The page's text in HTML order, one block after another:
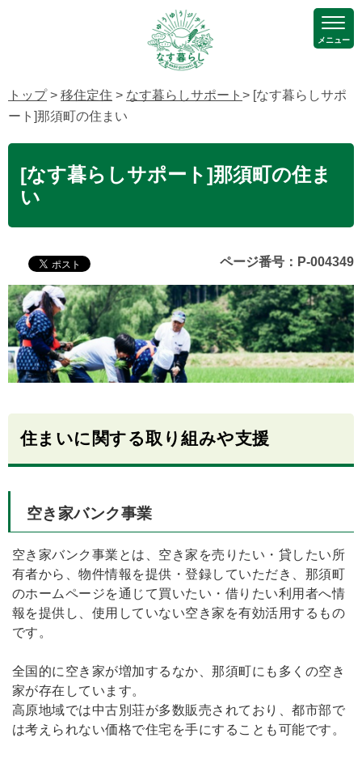
メニュー
トップ> 移住定住 > なす暮らしサポート > [なす暮らしサポ
ート]那須町の住まい
[なす暮らしサポート]那須町の住ま
い
ページ番号：P-004349
住まいに関する取り組みや支援
空き家バンク事業
空き家バンク事業とは、空き家を売りたい・貸したい所
有者から、物件情報を提供・登録していただき、那須町
のホームページを通じて買いたい・借りたい利用者へ情
報を提供し、使用していない空き家を有効活用するもの
です。
全国的に空き家が増加するなか、那須町にも多くの空き
家が存在しています。
高原地域では中古別荘が多数販売されており、都市部で
は考えられない価格で住宅を手にすることも可能です。